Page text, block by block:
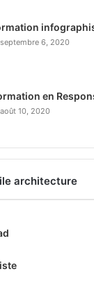
septembre 6, 2020
en
août 10, 2020
architecture